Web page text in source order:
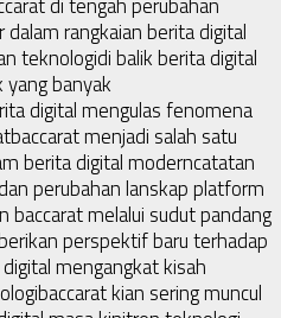
dalam rangkaian berita digital
teknologidi balik berita digital
banyak
digital mengulas fenomena
baccarat menjadi salah satu
berita digital moderncatatan
perubahan lanskap platform
baccarat melalui sudut pandang
perspektif baru terhadap
mengangkat kisah
baccarat kian sering muncul